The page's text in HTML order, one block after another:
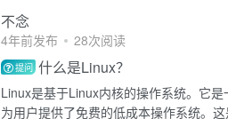
不念
4年前发布 28次阅读
提问 什么是Linux？
Linux是基于Linux内核的操作系统。它
为用户提供了免费的低成本操作系统。